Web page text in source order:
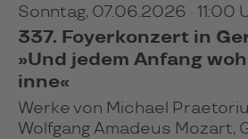
Sonntag, 07.06.2026 · 11:00
337. Foyerkonzert in
»Und jedem Anfang
inne«
Werke von Michael
Wolfgang Amadeus Mozart,